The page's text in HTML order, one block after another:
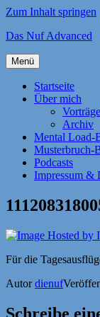
Zum Inhalt springen
Das Nuf Advanced
Menü
Startseite
Über mich
Vorträge
Archiv
Mental Load-
Musterbruch-
Podcasts
Impressum &
Für die
Autordienuf
Schreibe